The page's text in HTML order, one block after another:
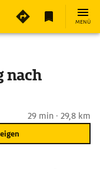
MENÜ
nach
29 min · 29,8 km